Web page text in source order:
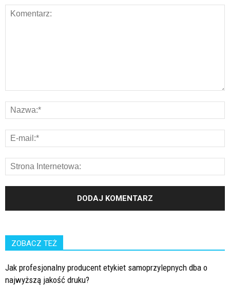
ZOBACZ TEŻ
Jak profesjonalny producent etykiet samoprzylepnych dba o
najwyższą jakość druku?